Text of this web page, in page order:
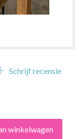
Schrijf recensie
winkelwagen